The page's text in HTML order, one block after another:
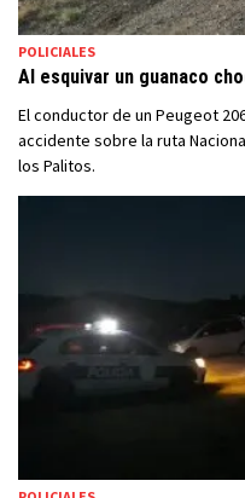
POLICIALES
Al esquivar un guanaco
El conductor de un Peugeot
accidente sobre la ruta
los Palitos.